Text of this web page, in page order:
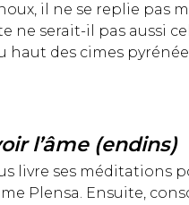
il ne se replie pas
ne serait-il pas aussi
haut des cimes
l’âme (endins)
livre ses
Plensa. Ensuite,